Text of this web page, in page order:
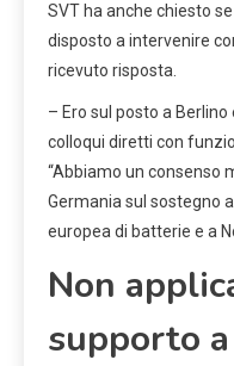
SVT ha anche chiesto
disposto a intervenire
ricevuto risposta.
– Ero sul posto a
colloqui diretti con
“Abbiamo un consenso
Germania sul sostegno
europea di batterie e a
Non
supporto